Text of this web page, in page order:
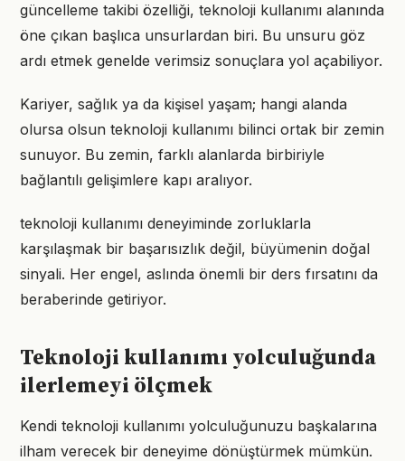
güncelleme takibi özelliği, teknoloji kullanımı alanında
öne çıkan başlıca unsurlardan biri. Bu unsuru göz
ardı etmek genelde verimsiz sonuçlara yol açabiliyor.
Kariyer, sağlık ya da kişisel yaşam; hangi alanda
olursa olsun teknoloji kullanımı bilinci ortak bir zemin
sunuyor. Bu zemin, farklı alanlarda birbiriyle
bağlantılı gelişimlere kapı aralıyor.
teknoloji kullanımı deneyiminde zorluklarla
karşılaşmak bir başarısızlık değil, büyümenin doğal
sinyali. Her engel, aslında önemli bir ders fırsatını da
beraberinde getiriyor.
Teknoloji kullanımı yolculuğunda
ilerlemeyi ölçmek
Kendi teknoloji kullanımı yolculuğunuzu başkalarına
ilham verecek bir deneyime dönüştürmek mümkün.